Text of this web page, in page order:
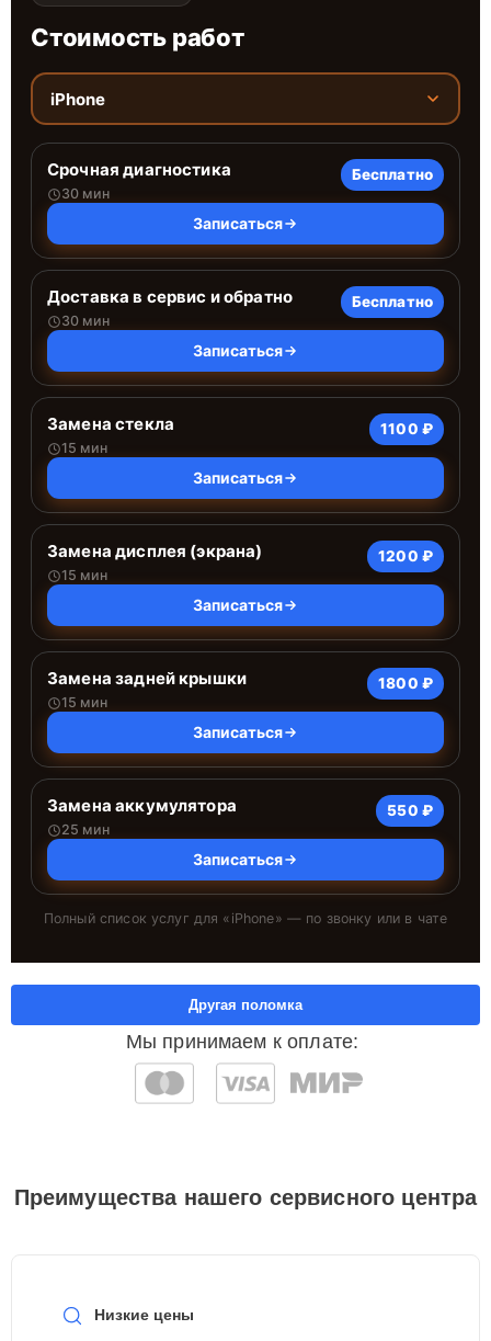
Стоимость работ
iPhone
Срочная диагностика
30 мин
Бесплатно
Записаться
Доставка в сервис и обратно
30 мин
Бесплатно
Записаться
Замена стекла
15 мин
1100 ₽
Записаться
Замена дисплея (экрана)
15 мин
1200 ₽
Записаться
Замена задней крышки
15 мин
1800 ₽
Записаться
Замена аккумулятора
25 мин
550 ₽
Записаться
Полный список услуг для « iPhone» — по звонку или в чате
Мы принимаем к оплате:
Другая поломка
Преимущества нашего сервисного центра
Низкие цены